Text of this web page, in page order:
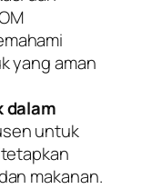
yang aman
dalam
untuk
makanan.